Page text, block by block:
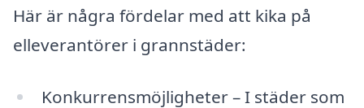
Här är några fördelar med att kika på
elleverantörer i grannstäder:
Konkurrensmöjligheter – I städer som